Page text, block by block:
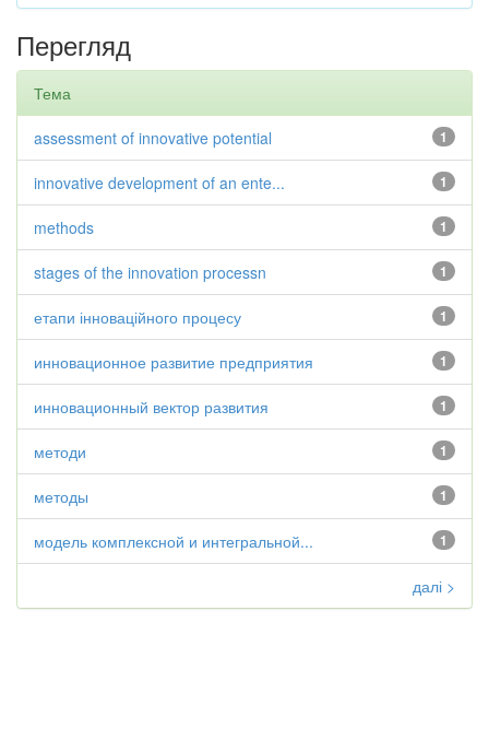
Перегляд
Тема
1
assessment of innovative potential
1
innovative development of an ente...
1
methods
1
stages of the innovation processn
1
етапи інноваційного процесу
1
инновационное развитие предприятия
1
инновационный вектор развития
1
методи
1
методы
1
модель комплексной и интегральной...
далі >